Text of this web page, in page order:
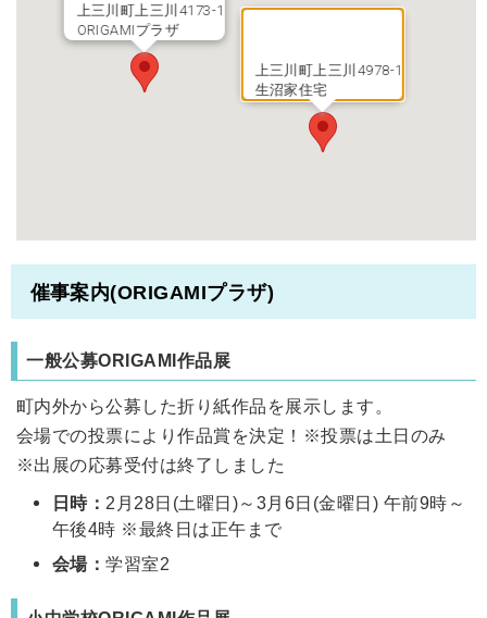
上三川町上三川4173-1
ORIGAMIプラザ
上三川町上三川4978-1
生沼家住宅
催事案内(ORIGAMIプラザ)
一般公募ORIGAMI作品展
町内外から公募した折り紙作品を展示します。
会場での投票により作品賞を決定！※投票は土日のみ
※出展の応募受付は終了しました
日時： 2月28日(土曜日)～3月6日(金曜日) 午前9時～
午後4時 ※最終日は正午まで
会場：学習室2